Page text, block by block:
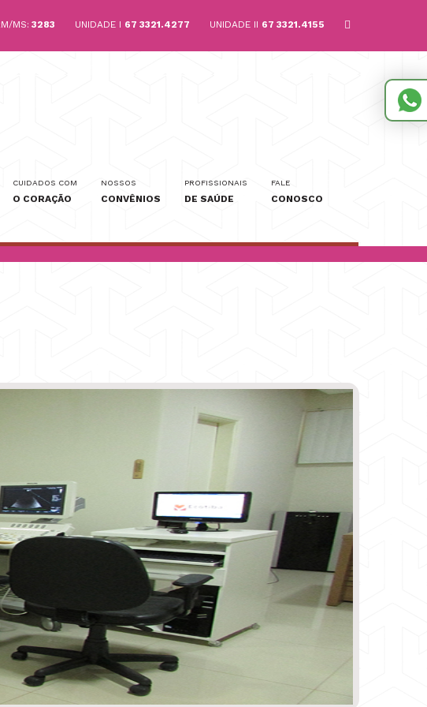
MS: 3283 UNIDADE I 67 3321.4277 UNIDADE II 67 3321.4155
CUIDADOS COM
O CORAÇÃO
NOSSOS
CONVÊNIOS
PROFISSIONAIS
DE SAÚDE
FALE
CONOSCO